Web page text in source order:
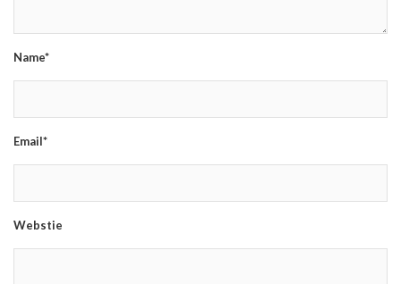
Name*
Email*
Webstie